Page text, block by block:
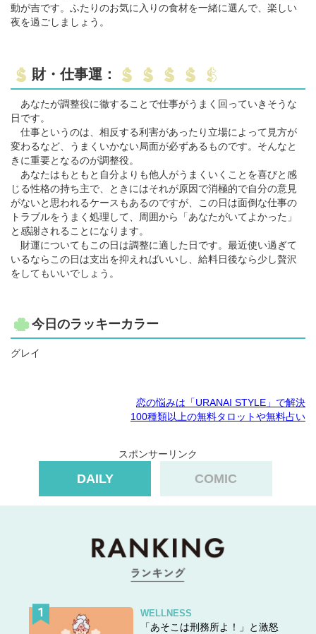
動が吉です。ふたりのお気に入りの食材を一緒に選んで、楽しい
夜を過ごしましょう。
財・仕事運：
あなたが調整役に徹することで仕事がうまく回っていきそうな
日です。
仕事というのは、相反する利害があったり立場によって見方が
変わるなど、うまくいかない局面が必ずあるものです。そんなと
きに重要となるのが調整役。
あなたはもともと自分よりも他人がうまくいくことを喜びと感
じる性格の持ち主で、ときにはそれが原因で消極的で自分の意見
がないと思われるケースもあるのですが、この日は面倒な仕事の
トラブルをうまく処理して、周囲から「あなたがいてよかった」
と感謝されることになります。
財運についてもこの日は調整に適した日です。最近使い過ぎて
いるならこの日は支出を抑えればいいし、給料日後なら少し贅沢
をしてもいいでしょう。
今日のラッキーカラー
グレイ
恋の悩みは「URANAI STYLE」で解決
100種類以上の無料タロットや無料占い
スポンサーリンク
DAILY COMIC
WELLNESS
「あそこは刑務所よ！」と激怒